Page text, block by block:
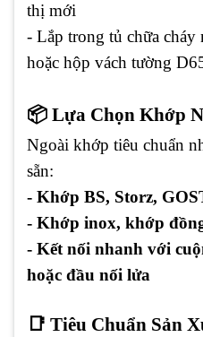
thị mới
- Lắp trong tủ chữa
hoặc hộp vách tường
📦 Lựa Chọn Khớp
Ngoài khớp tiêu chuẩn
sẵn:
- Khớp BS, Storz,
- Khớp inox, khớp
- Kết nối nhanh với
hoặc đầu nối lửa
📑 Tiêu Chuẩn Sản